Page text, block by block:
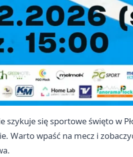
szykuje się sportowe święto w
Warto wpaść na mecz i